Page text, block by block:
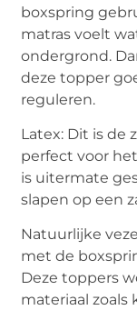
boxspring
matras voelt
ondergrond.
deze topper
reguleren.
Latex: Dit is de
perfect voor
is uitermate
slapen op een
Natuurlijke
met de
Deze toppers
materiaal zoals